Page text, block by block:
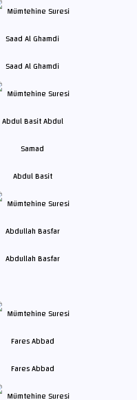
Saad Al Ghamdi
Abdul Basit
Abdullah Basfar
Fares Abbad